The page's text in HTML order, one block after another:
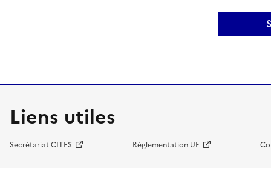
Liens utiles
Secrétariat CITES Réglementation UE